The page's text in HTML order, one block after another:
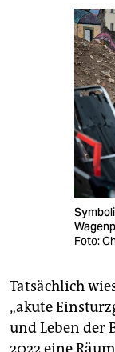
Foto:
Tatsächlich
„akute
und Leben der